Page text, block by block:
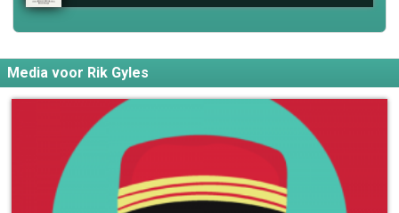
Media voor Rik Gyles